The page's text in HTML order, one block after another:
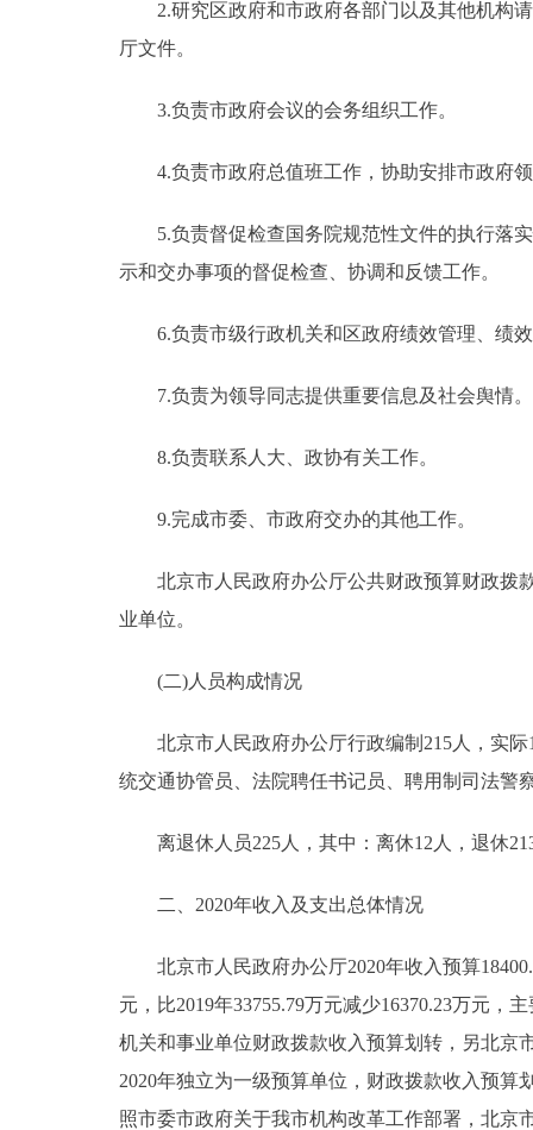
2.研究区政府和市政府各部门以及其他机构请
厅文件。
3.负责市政府会议的会务组织工作。
4.负责市政府总值班工作，协助安排市政府领
5.负责督促检查国务院规范性文件的执行落实
示和交办事项的督促检查、协调和反馈工作。
6.负责市级行政机关和区政府绩效管理、绩
7.负责为领导同志提供重要信息及社会舆情。
8.负责联系人大、政协有关工作。
9.完成市委、市政府交办的其他工作。
北京市人民政府办公厅公共财政预算财政拨款
业单位。
(二)人员构成情况
北京市人民政府办公厅行政编制215人，实际
统交通协管员、法院聘任书记员、聘用制司法警
离退休人员225人，其中：离休12人，退休
二、2020年收入及支出总体情况
北京市人民政府办公厅2020年收入预算
元，比2019年33755.79万元减少16370.23万元
机关和事业单位财政拨款收入预算划转，另北京
2020年独立为一级预算单位，财政拨款收入预算
照市委市政府关于我市机构改革工作部署，北京